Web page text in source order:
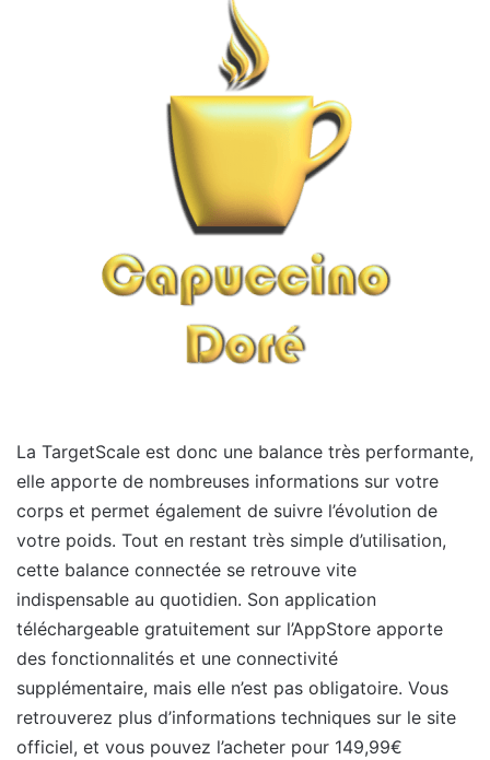
La TargetScale est donc une balance très performante,
elle apporte de nombreuses informations sur votre
corps et permet également de suivre l’évolution de
votre poids. Tout en restant très simple d’utilisation,
cette balance connectée se retrouve vite
indispensable au quotidien. Son application
téléchargeable gratuitement sur l’AppStore apporte
des fonctionnalités et une connectivité
supplémentaire, mais elle n’est pas obligatoire. Vous
retrouverez plus d’informations techniques sur le site
officiel, et vous pouvez l’acheter pour 149,99€